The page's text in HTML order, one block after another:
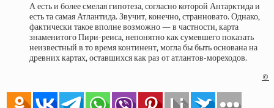
А есть и более смелая гипотеза, согласно которой Антарктида и
есть та самая Атлантида. Звучит, конечно, странновато. Однако,
фактически такое вполне возможно — в частности, карта
знаменитого Пири-реиса, непонятно как сумевшего показать
неизвестный в то время континент, могла бы быть основана на
древних картах, оставшихся как раз от атлантов-мореходов.
©